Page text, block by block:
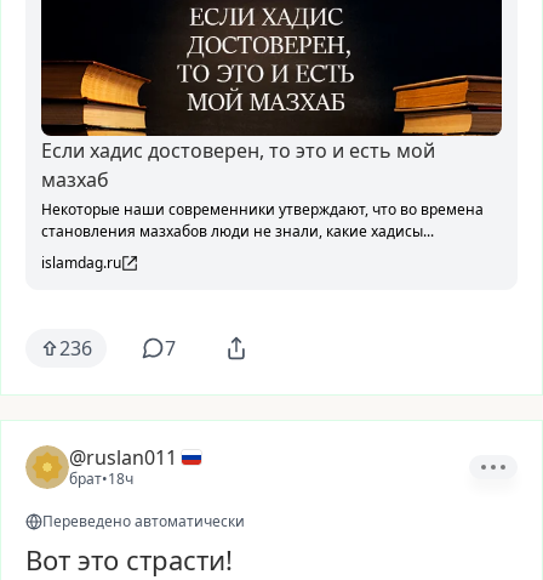
Если хадис достоверен, то это и есть мой
мазхаб
Некоторые наши современники утверждают, что во времена
становления мазхабов люди не знали, какие хадисы...
islamdag.ru
236 7
@ruslan011
брат•18ч
Переведено автоматически
Вот это страсти!